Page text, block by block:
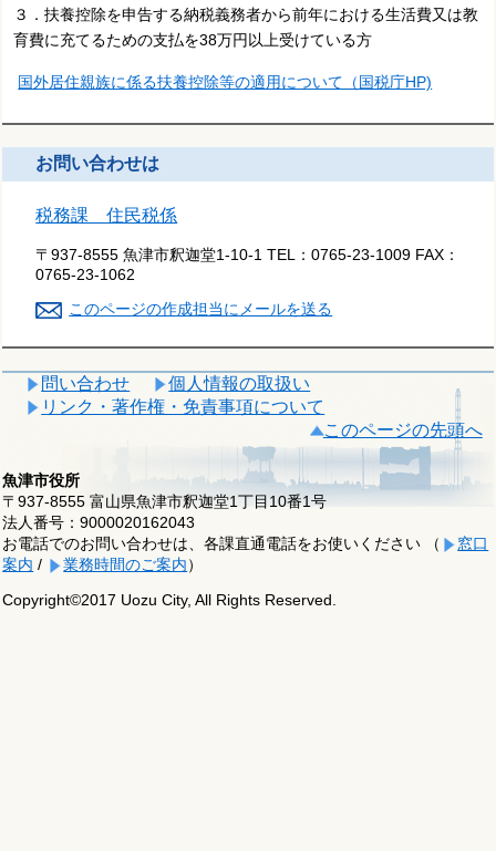
３．扶養控除を申告する納税義務者から前年における生活費又は教
育費に充てるための支払を38万円以上受けている方
国外居住親族に係る扶養控除等の適用について（国税庁HP)
お問い合わせは
税務課 住民税係
〒937-8555 魚津市釈迦堂1-10-1 TEL：0765-23-1009 FAX：
0765-23-1062
このページの作成担当にメールを送る
問い合わせ
個人情報の取扱い
リンク・著作権・免責事項について
このページの先頭へ
魚津市役所
〒937-8555 富山県魚津市釈迦堂1丁目10番1号
法人番号：9000020162043
お電話でのお問い合わせは、各課直通電話をお使いください （
窓口
案内 / 業務時間のご案内）
Copyright©2017 Uozu City, All Rights Reserved.